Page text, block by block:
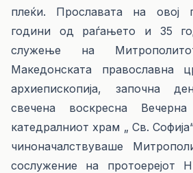
плеќи. Прославата на овој
години од раѓањето и 35
служење на
Македонската православна
архиепископија, започна
свечена воскресна
катедралниот храм „ Св.
чиноначалствуваше
сослужение на протоерејот